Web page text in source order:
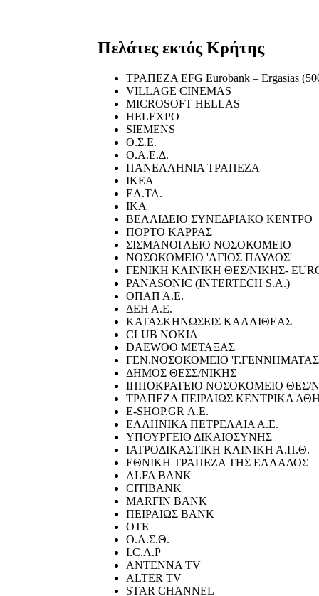
Πελάτες εκτός Κρήτης
ΤΡΑΠΕΖΑ EFG Eurobank – Ergasias
VILLAGE CINEMAS
MICROSOFT HELLAS
HELEXPO
SIEMENS
Ο.Σ.Ε.
Ο.Α.Ε.Δ.
ΠΑΝΕΛΛΗΝΙΑ ΤΡΑΠΕΖΑ
ΙΚΕΑ
ΕΛ.ΤΑ.
ΙΚΑ
ΒΕΛΛΙΔΕΙΟ ΣΥΝΕΔΡΙΑΚΟ ΚΕΝΤΡΟ
ΠΟΡΤΟ ΚΑΡΡΑΣ
ΣΙΣΜΑΝΟΓΛΕΙΟ ΝΟΣΟΚΟΜΕΙΟ
ΝΟΣΟΚΟΜΕΙΟ 'ΑΓΙΟΣ ΠΑΥΛΟΣ'
ΓΕΝΙΚΗ ΚΛΙΝΙΚΗ ΘΕΣ/ΝΙΚΗΣ-
PANASONIC (INTERTECH S.A.)
ΟΠΑΠ Α.Ε.
ΔΕΗ Α.Ε.
ΚΑΤΑΣΚΗΝΩΣΕΙΣ ΚΑΛΛΙΘΕΑΣ
CLUB NOKIA
DAEWOO ΜΕΤΑΞΑΣ
ΓΕΝ.ΝΟΣΟΚΟΜΕΙΟ
ΔΗΜΟΣ ΘΕΣΣ/ΝΙΚΗΣ
ΙΠΠΟΚΡΑΤΕΙΟ ΝΟΣΟΚΟΜΕΙΟ ΘΕΣ/
ΤΡΑΠΕΖΑ ΠΕΙΡΑΙΩΣ ΚΕΝΤΡΙΚΑ
E-SHOP.GR Α.Ε.
ΕΛΛΗΝΙΚΑ ΠΕΤΡΕΛΑΙΑ Α.Ε.
ΥΠΟΥΡΓΕΙΟ ΔΙΚΑΙΟΣΥΝΗΣ
ΙΑΤΡΟΔΙΚΑΣΤΙΚΗ ΚΛΙΝΙΚΗ Α.Π.Θ.
ΕΘΝΙΚΗ ΤΡΑΠΕΖΑ ΤΗΣ ΕΛΛΑΔΟΣ
ALFA BANK
CITIBANK
MARFIN BANK
ΠΕΙΡΑΙΩΣ BANK
ΟΤΕ
Ο.Α.Σ.Θ.
I.C.A.P
ANTENNA TV
ALTER TV
STAR CHANNEL